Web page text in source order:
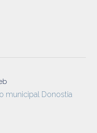
municipal Donostia